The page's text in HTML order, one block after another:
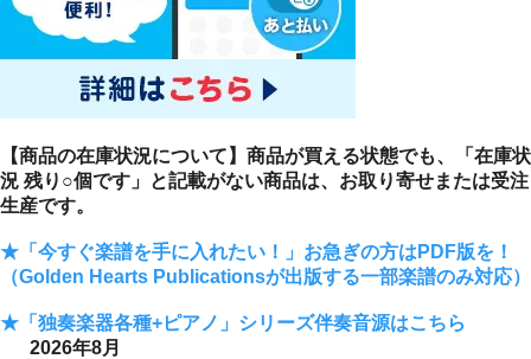
【商品の在庫状況について】商品が買える状態でも、「在庫状
況 残り○個です」と記載がない商品は、お取り寄せまたは受注
生産です。
★「今すぐ楽譜を手に入れたい！」お急ぎの方はPDF版を！
（Golden Hearts Publicationsが出版する一部楽譜のみ対応）
★「独奏楽器各種+ピアノ」シリーズ伴奏音源はこちら
2026年8月